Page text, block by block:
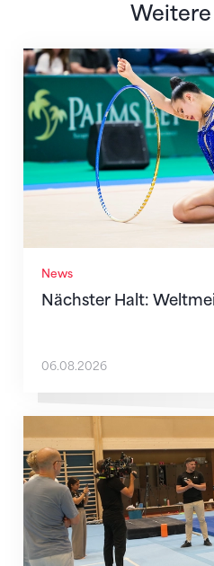
News
Nächster Halt:
Nächster Halt:
06.08.2026
Mit klaren Zielen nach